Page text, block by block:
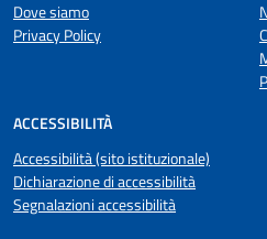
Dove siamo
Privacy Policy
ACCESSIBILITÀ
Accessibilità (sito istituzionale)
Dichiarazione di accessibilità
Segnalazioni accessibilità